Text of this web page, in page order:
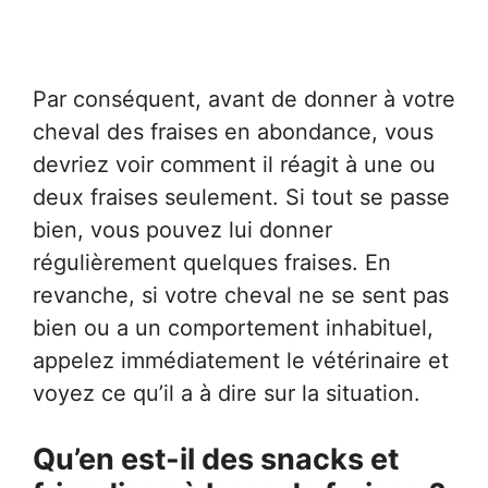
Par conséquent, avant de donner à votre
cheval des fraises en abondance, vous
devriez voir comment il réagit à une ou
deux fraises seulement. Si tout se passe
bien, vous pouvez lui donner
régulièrement quelques fraises. En
revanche, si votre cheval ne se sent pas
bien ou a un comportement inhabituel,
appelez immédiatement le vétérinaire et
voyez ce qu’il a à dire sur la situation.
Qu’en est-il des snacks et